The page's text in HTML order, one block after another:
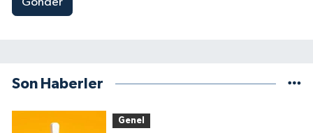
Gönder
Son Haberler
Genel